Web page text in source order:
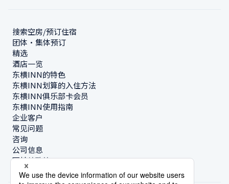
搜索空房/预订住宿
团体・集体预订
精选
酒店一览
东横INN的特色
东横INN划算的入住方法
东横INN俱乐部卡会员
东横INN使用指南
企业客户
常见问题
咨询
公司信息
可持续政策